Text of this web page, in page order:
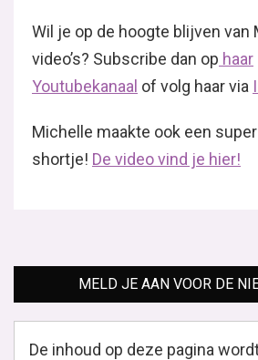
Wil je op de hoogte blijven van
video’s? Subscribe dan op haar
Youtubekanaal of volg haar via
Michelle maakte ook een
shortje! De video vind je hier!
MELD JE AAN VOOR DE
De inhoud op deze pagina